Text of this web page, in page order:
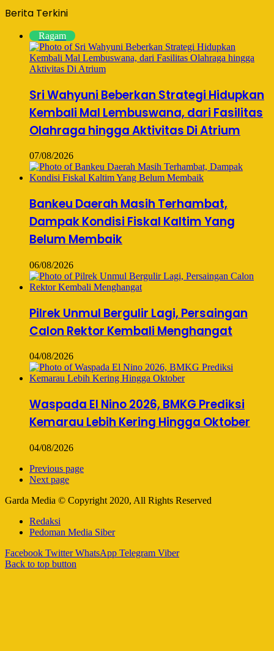
Berita Terkini
Ragam
Sri Wahyuni Beberkan Strategi Hidupkan
Kembali Mal Lembuswana, dari Fasilitas
Olahraga hingga Aktivitas Di Atrium
07/08/2026
Bankeu Daerah Masih Terhambat,
Dampak Kondisi Fiskal Kaltim Yang
Belum Membaik
06/08/2026
Pilrek Unmul Bergulir Lagi, Persaingan
Calon Rektor Kembali Menghangat
04/08/2026
Waspada El Nino 2026, BMKG Prediksi
Kemarau Lebih Kering Hingga Oktober
04/08/2026
Previous page
Next page
Garda Media © Copyright 2020, All Rights Reserved
Redaksi
Pedoman Media Siber
Facebook Twitter WhatsApp Telegram Viber
Back to top button